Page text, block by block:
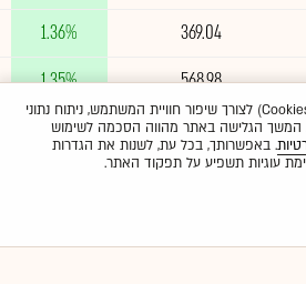
369.04
1.36%
568.98
1.35%
לרשימה המלאה
האתר עושה שימוש בעוגיות (Cookies) לצורך שיפור חוויית המשתמש, ניתוח נתוני
המשך הגלישה באתר מהווה הסכמה לשימוש
. באפשרותך, בכל עת, לשנות את הגדרות
עוגיות תשפיע על תפקוד האתר.